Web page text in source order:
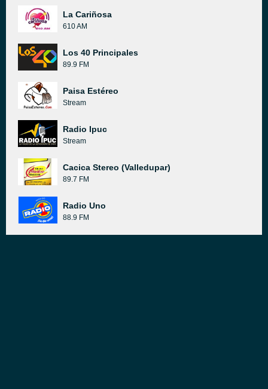
La Cariñosa
610 AM
Los 40 Principales
89.9 FM
Paisa Estéreo
Stream
Radio Ipuc
Stream
Cacica Stereo (Valledupar)
89.7 FM
Radio Uno
88.9 FM